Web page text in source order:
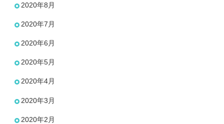
2020年8月
2020年7月
2020年6月
2020年5月
2020年4月
2020年3月
2020年2月